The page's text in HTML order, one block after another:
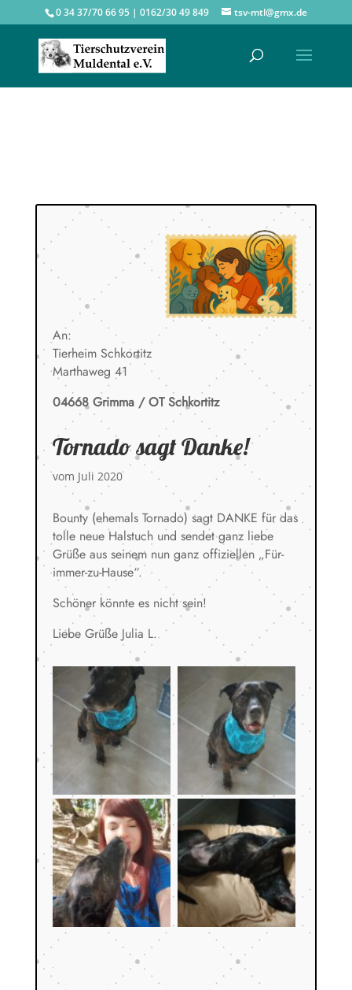
0 34 37/70 66 95 | 0162/30 49 849 tsv-mtl@gmx.de
An:
Tierheim Schkortitz
Marthaweg 41
04668 Grimma / OT Schkortitz
Tornado sagt Danke!
vom Juli 2020
Bounty (ehemals Tornado) sagt DANKE für das
tolle neue Halstuch und sendet ganz liebe
Grüße aus seinem nun ganz offiziellen „Für-
immer-zu-Hause“.
Schöner könnte es nicht sein!
Liebe Grüße Julia L.